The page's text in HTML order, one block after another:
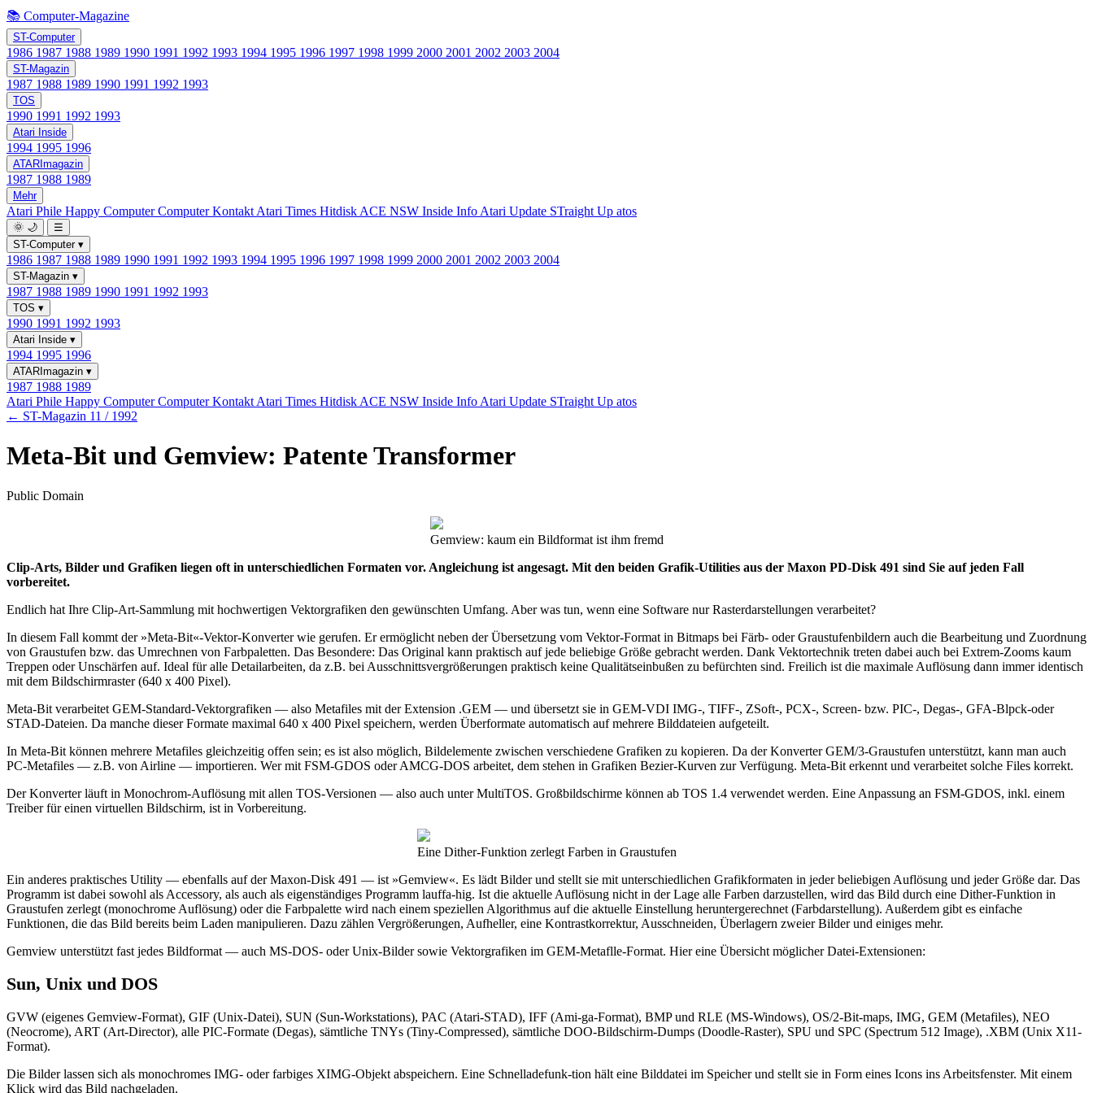
📚 Computer-Magazine
ST-Computer
1986 1987 1988 1989 1990 1991 1992 1993 1994 1995 1996 1997 1998 1999 2000 2001 2002 2003 2004
ST-Magazin
1987 1988 1989 1990 1991 1992 1993
TOS
1990 1991 1992 1993
Atari Inside
1994 1995 1996
ATARImagazin
1987 1988 1989
Mehr
Atari Phile Happy ComputerComputer Kontakt Atari Times Hitdisk ACE NSW Inside Info Atari Update STraight Up atos
🌞 🌙
☰
ST-Computer ▾
1986 1987 1988 1989 1990 1991 1992 1993 1994 1995 1996 1997 1998 1999 2000 2001 2002 2003 2004
ST-Magazin ▾
1987 1988 1989 1990 1991 1992 1993
TOS ▾
1990 1991 1992 1993
Atari Inside ▾
1994 1995 1996
ATARImagazin ▾
1987 1988 1989
Atari Phile Happy ComputerComputer Kontakt Atari Times Hitdisk ACE NSW Inside Info Atari Update STraight Up atos
← ST-Magazin 11 / 1992
Meta-Bit und Gemview: Patente Transformer
Public Domain
Gemview: kaum ein Bildformat ist ihm fremd
Clip-Arts, Bilder und Grafiken liegen oft in unterschiedlichen Formaten vor. Angleichung ist angesagt. Mit den beiden Grafik-Utilities aus der Maxon PD-Disk 491 sind Sie auf jeden Fall
vorbereitet.
Endlich hat Ihre Clip-Art-Sammlung mit hochwertigen Vektorgrafiken den gewünschten Umfang. Aber was tun, wenn eine Software nur Rasterdarstellungen verarbeitet?
In diesem Fall kommt der »Meta-Bit«-Vektor-Konverter wie gerufen. Er ermöglicht neben der Übersetzung vom Vektor-Format in Bitmaps bei Färb- oder Graustufenbildern auch die Bearbeitung und Zuordnung
von Graustufen bzw. das Umrechnen von Farbpaletten. Das Besondere: Das Original kann praktisch auf jede beliebige Größe gebracht werden. Dank Vektortechnik treten dabei auch bei Extrem-Zooms kaum
Treppen oder Unschärfen auf. Ideal für alle Detailarbeiten, da z.B. bei Ausschnittsvergrößerungen praktisch keine Qualitätseinbußen zu befürchten sind. Freilich ist die maximale Auflösung dann immer identisch
mit dem Bildschirmraster (640 x 400 Pixel).
Meta-Bit verarbeitet GEM-Standard-Vektorgrafiken — also Metafiles mit der Extension .GEM — und übersetzt sie in GEM-VDI IMG-, TIFF-, ZSoft-, PCX-, Screen- bzw. PIC-, Degas-, GFA-Blpck-oder
STAD-Dateien. Da manche dieser Formate maximal 640 x 400 Pixel speichern, werden Überformate automatisch auf mehrere Bilddateien aufgeteilt.
In Meta-Bit können mehrere Metafiles gleichzeitig offen sein; es ist also möglich, Bildelemente zwischen verschiedene Grafiken zu kopieren. Da der Konverter GEM/3-Graustufen unterstützt, kann man auch
PC-Metafiles — z.B. von Airline — importieren. Wer mit FSM-GDOS oder AMCG-DOS arbeitet, dem stehen in Grafiken Bezier-Kurven zur Verfügung. Meta-Bit erkennt und verarbeitet solche Files korrekt.
Der Konverter läuft in Monochrom-Auflösung mit allen TOS-Versionen — also auch unter MultiTOS. Großbildschirme können ab TOS 1.4 verwendet werden. Eine Anpassung an FSM-GDOS, inkl. einem
Treiber für einen virtuellen Bildschirm, ist in Vorbereitung.
Eine Dither-Funktion zerlegt Farben in Graustufen
Ein anderes praktisches Utility — ebenfalls auf der Maxon-Disk 491 — ist »Gemview«. Es lädt Bilder und stellt sie mit unterschiedlichen Grafikformaten in jeder beliebigen Auflösung und jeder Größe dar. Das
Programm ist dabei sowohl als Accessory, als auch als eigenständiges Programm lauffa-hig. Ist die aktuelle Auflösung nicht in der Lage alle Farben darzustellen, wird das Bild durch eine Dither-Funktion in
Graustufen zerlegt (monochrome Auflösung) oder die Farbpalette wird nach einem speziellen Algorithmus auf die aktuelle Einstellung heruntergerechnet (Farbdarstellung). Außerdem gibt es einfache
Funktionen, die das Bild bereits beim Laden manipulieren. Dazu zählen Vergrößerungen, Aufheller, eine Kontrastkorrektur, Ausschneiden, Überlagern zweier Bilder und einiges mehr.
Gemview unterstützt fast jedes Bildformat — auch MS-DOS- oder Unix-Bilder sowie Vektorgrafiken im GEM-Metaflle-Format. Hier eine Übersicht möglicher Datei-Extensionen:
Sun, Unix und DOS
GVW (eigenes Gemview-Format), GIF (Unix-Datei), SUN (Sun-Workstations), PAC (Atari-STAD), IFF (Ami-ga-Format), BMP und RLE (MS-Windows), OS/2-Bit-maps, IMG, GEM (Metafiles), NEO
(Neocrome), ART (Art-Director), alle PIC-Formate (Degas), sämtliche TNYs (Tiny-Compressed), sämtliche DOO-Bildschirm-Dumps (Doodle-Raster), SPU und SPC (Spectrum 512 Image), .XBM (Unix X11-
Format).
Die Bilder lassen sich als monochromes IMG- oder farbiges XIMG-Objekt abspeichern. Eine Schnelladefunk-tion hält eine Bilddatei im Speicher und stellt sie in Form eines Icons ins Arbeitsfenster. Mit einem
Klick wird das Bild nachgeladen.